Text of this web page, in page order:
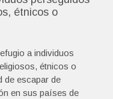
étnicos o
a individuos
étnicos o
de escapar de
en sus países de